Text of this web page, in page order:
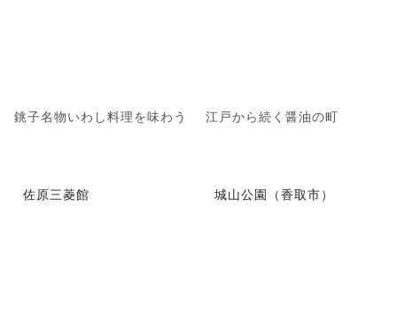
銚子名物いわし料理を味わう 江戸から続く醤油の町
佐原三菱館 城山公園（香取市）